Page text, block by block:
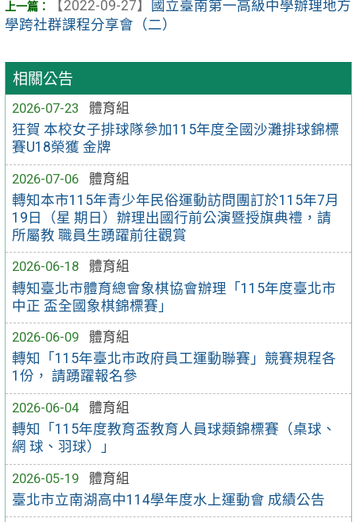
相關公告
2026-07-23
體育組
狂賀 本校女子排球隊參加115年度全國沙灘排球錦標
賽U18榮獲 金牌
2026-07-06
體育組
轉知本市115年青少年民俗運動訪問團訂於115年7月
19日（星 期日）辦理出國行前公演暨授旗典禮，請
所屬教 職員生踴躍前往觀賞
2026-06-18
體育組
轉知臺北市體育總會象棋協會辦理「115年度臺北市
中正 盃全國象棋錦標賽」
2026-06-09
體育組
轉知「115年臺北市政府員工運動聯賽」競賽規程各
1份， 請踴躍報名參
2026-06-04
體育組
轉知「115年度教育盃教育人員球類錦標賽（桌球、
網 球、羽球）」
2026-05-19
體育組
臺北市立南湖高中114學年度水上運動會 成績公告
【2022-09-27】
國立臺南第一高級中學辦理地方
學跨社群課程分享會（二）